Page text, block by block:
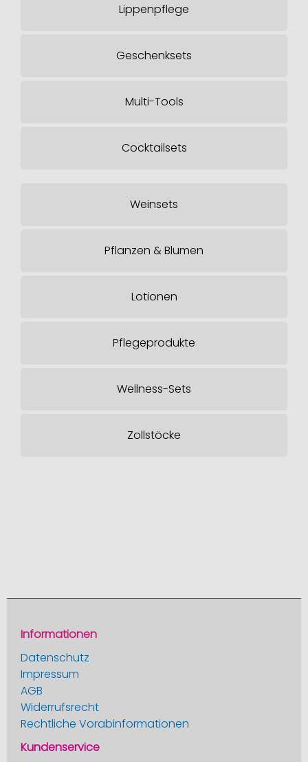
Lippenpflege
Geschenksets
Multi-Tools
Cocktailsets
Weinsets
Pflanzen & Blumen
Lotionen
Pflegeprodukte
Wellness-Sets
Zollstöcke
Informationen
Datenschutz
Impressum
AGB
Widerrufsrecht
Rechtliche Vorabinformationen
Kundenservice